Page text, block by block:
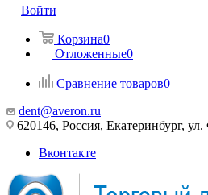
Войти
Корзина0
Отложенные0
Сравнение товаров0
dent@averon.ru
620146, Россия, Екатеринбург,
Вконтакте